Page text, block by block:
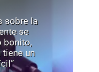
sobre la
se
bonito,
un